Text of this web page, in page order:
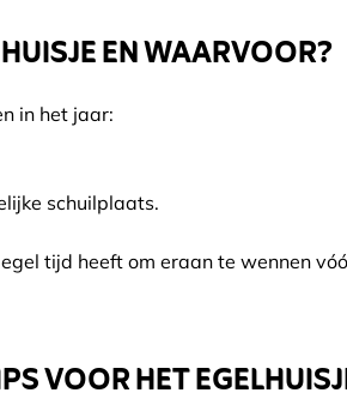
EN WAARVOOR?
in het jaar:
schuilplaats.
tijd heeft om eraan te wennen
VOOR HET